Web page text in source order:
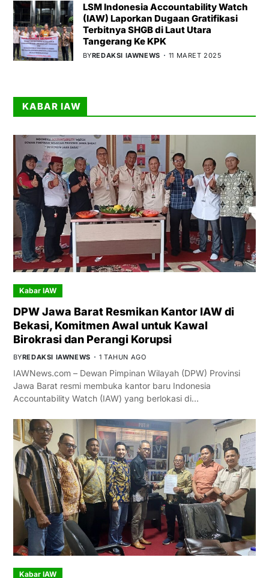
LSM Indonesia Accountability Watch
(IAW) Laporkan Dugaan Gratifikasi
Terbitnya SHGB di Laut Utara
Tangerang Ke KPK
BYREDAKSI IAWNEWS 11 MARET 2025
KABAR IAW
Kabar IAW
DPW Jawa Barat Resmikan Kantor IAW di
Bekasi, Komitmen Awal untuk Kawal
Birokrasi dan Perangi Korupsi
BYREDAKSI IAWNEWS 1 TAHUN AGO
IAWNews.com – Dewan Pimpinan Wilayah (DPW) Provinsi
Jawa Barat resmi membuka kantor baru Indonesia
Accountability Watch (IAW) yang berlokasi di…
Kabar IAW